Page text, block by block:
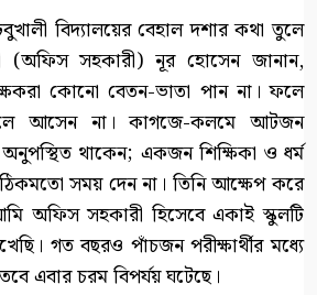
বিদ্যালয়ের বেহাল দশার কথা তুলে
(অফিস সহকারী) নূর হোসেন জানান,
কোনো বেতন-ভাতা পান না। ফলে
আসেন না। কাগজে-কলমে আটজন
থাকেন; একজন শিক্ষিকা ও ধর্ম
সময় দেন না। তিনি আক্ষেপ করে
অফিস সহকারী হিসেবে একাই স্কুলটি
গত বছরও পাঁচজন পরীক্ষার্থীর মধ্যে
এবার চরম বিপর্যয় ঘটেছে।